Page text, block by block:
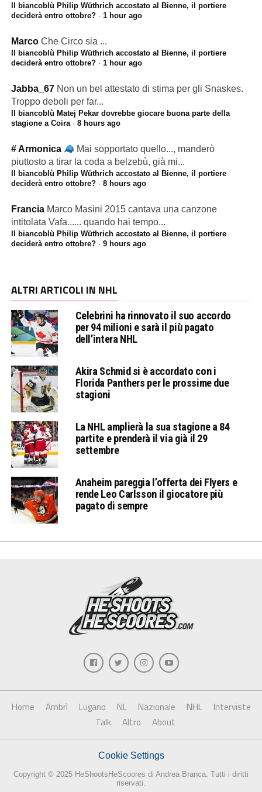
Il biancoblù Philip Wüthrich accostato al Bienne, il portiere
deciderà entro ottobre?· 1 hour ago
Marco Che Circo sia ...
Il biancoblù Philip Wüthrich accostato al Bienne, il portiere
deciderà entro ottobre?· 1 hour ago
Jabba_67 Non un bel attestato di stima per gli Snaskes.
Troppo deboli per far...
Il biancoblù Matej Pekar dovrebbe giocare buona parte della
stagione a Coira· 8 hours ago
# Armonica
Mai sopportato quello..., manderò
piuttosto a tirar la coda a belzebù, già mi...
Il biancoblù Philip Wüthrich accostato al Bienne, il portiere
deciderà entro ottobre?· 8 hours ago
Francia Marco Masini 2015 cantava una canzone
intitolata Vafa...... quando hai tempo...
Il biancoblù Philip Wüthrich accostato al Bienne, il portiere
deciderà entro ottobre?· 9 hours ago
ALTRI ARTICOLI IN NHL
Celebrini ha rinnovato il suo accordo
per 94 milioni e sarà il più pagato
dell’intera NHL
Akira Schmid si è accordato con i
Florida Panthers per le prossime due
stagioni
La NHL amplierà la sua stagione a 84
partite e prenderà il via già il 29
settembre
Anaheim pareggia l’offerta dei Flyers e
rende Leo Carlsson il giocatore più
pagato di sempre
Home Ambrì Lugano NL Nazionale NHL
Interviste
Talk
Altro About
Cookie Settings
Copyright © 2025 HeShootsHeScoores di Andrea Branca. Tutti i diritti
riservati.